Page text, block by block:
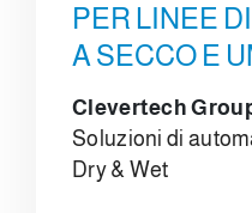
PER LINEE
A SECCO E
Clevertech
Soluzioni di
Dry & Wet